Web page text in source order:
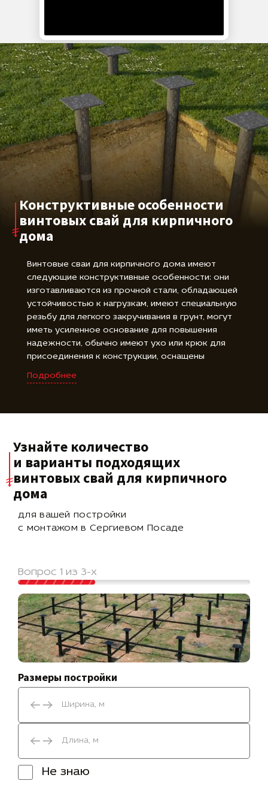
песчаные и смешанные, а также позволяют вести
строительство на сложных рельефах и при
высоком уровне грунтовых вод. При правильном
проектировании срок службы такого фундамента
может превышать несколько десятков лет.
Конструктивные особенности
винтовых свай для кирпичного
дома
Винтовые сваи для кирпичного дома имеют
следующие конструктивные особенности: они
изготавливаются из прочной стали, обладающей
устойчивостью к нагрузкам, имеют специальную
резьбу для легкого закручивания в грунт, могут
иметь усиленное основание для повышения
надежности, обычно имеют ухо или крюк для
присоединения к конструкции, оснащены
резиновыми амортизаторами или гайками для
регулировки высоты, оцинкованное покрытие
Подробнее
Узнайте количество
и варианты подходящих
винтовых свай для кирпичного
дома
для вашей постройки
с монтажом в Сергиевом Посаде
Вопрос 1 из 3-х
Размеры постройки
Не знаю